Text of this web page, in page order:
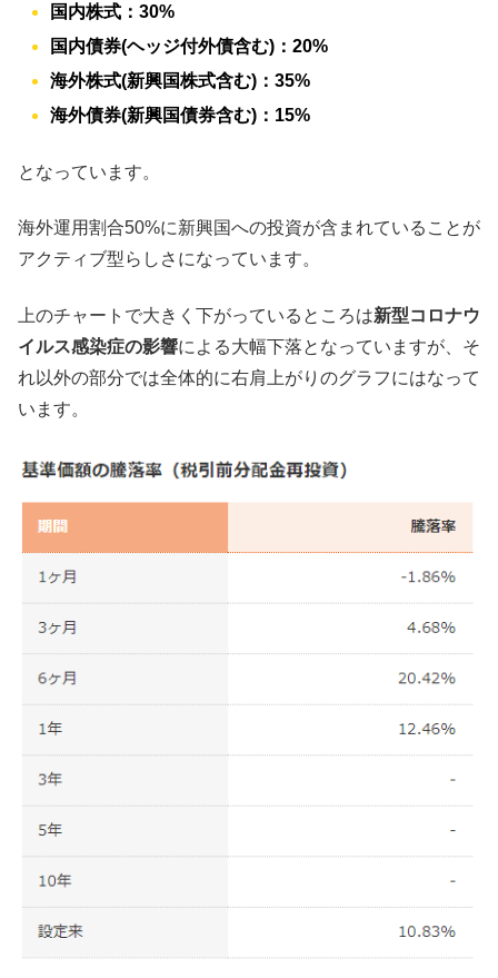
国内株式：30%
国内債券(ヘッジ付外債含む)：20%
海外株式(新興国株式含む)：35%
海外債券(新興国債券含む)：15%
となっています。
海外運用割合50%に新興国への投資が含まれていることが
アクティブ型らしさになっています。
上のチャートで大きく下がっているところは新型コロナウ
イルス感染症の影響による大幅下落となっていますが、そ
れ以外の部分では全体的に右肩上がりのグラフにはなって
います。